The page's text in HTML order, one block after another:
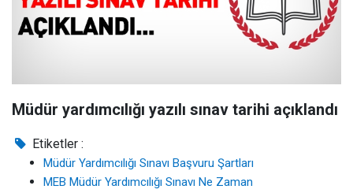
Müdür yardımcılığı yazılı sınav tarihi açıklandı
Etiketler :
Müdür Yardımcılığı Sınavı Başvuru Şartları
MEB Müdür Yardımcılığı Sınavı Ne Zaman